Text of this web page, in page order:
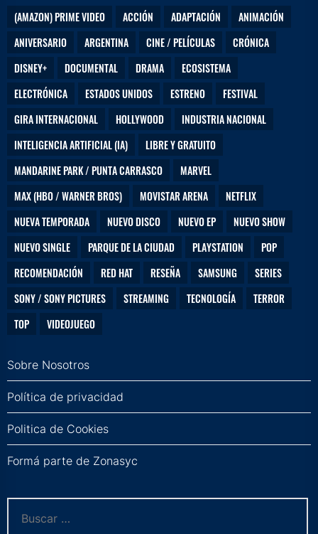
(AMAZON) PRIME VIDEO ACCIÓN ADAPTACIÓN
ANIMACIÓN
ANIVERSARIO
ARGENTINA CINE / PELÍCULAS
CRÓNICA
DISNEY+
DOCUMENTAL DRAMA
ECOSISTEMA
ELECTRÓNICA
ESTADOS UNIDOS ESTRENO
FESTIVAL
GIRA INTERNACIONAL
HOLLYWOOD
INDUSTRIA NACIONAL
INTELIGENCIA ARTIFICIAL (IA)
LIBRE Y GRATUITO
MANDARINE PARK / PUNTA CARRASCO
MARVEL
MAX (HBO / WARNER BROS)
MOVISTAR ARENA
NETFLIX
NUEVA TEMPORADA
NUEVO DISCO NUEVO EP
NUEVO SHOW
NUEVO SINGLE
PARQUE DE LA CIUDAD PLAYSTATION
POP
RECOMENDACIÓN
RED HAT RESEÑA SAMSUNG
SERIES
SONY / SONY PICTURES
STREAMING TECNOLOGÍA
TERROR
TOP
VIDEOJUEGO
Sobre Nosotros
Política de privacidad
Politica de Cookies
Formá parte de Zonasyc